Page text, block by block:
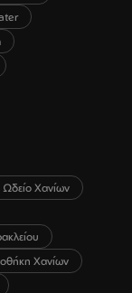
Ωδείο Χανίων
Χανίων